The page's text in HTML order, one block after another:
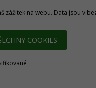
na webu. Data jsou v
COOKIES